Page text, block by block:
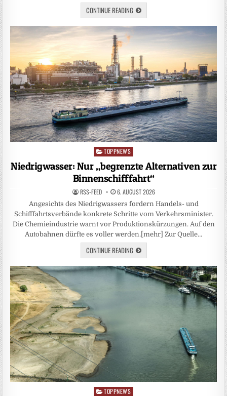
CONTINUE READING
Posted
TOPPNEWS
Niedrigwasser: Nur „begrenzte Alternativen zur
Binnenschifffahrt“
RSS-FEED 6. AUGUST 2026
Angesichts des Niedrigwassers fordern Handels- und
Schifffahrtsverbände konkrete Schritte vom Verkehrsminister.
Die Chemieindustrie warnt vor Produktionskürzungen. Auf den
Autobahnen dürfte es voller werden.[mehr] Zur Quelle…
CONTINUE READING
Posted
TOPPNEWS